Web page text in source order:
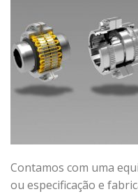
Contamos com uma
ou especificação e